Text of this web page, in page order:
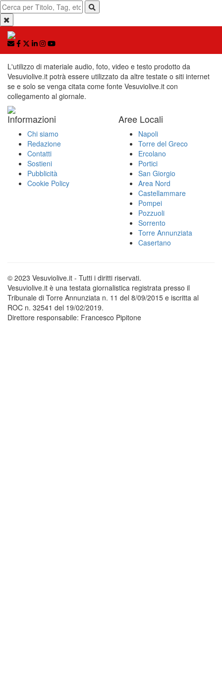
L'utilizzo di materiale audio, foto, video e testo prodotto da
Vesuviolive.it potrà essere utilizzato da altre testate o siti internet
se e solo se venga citata come fonte Vesuviolive.it con
collegamento al giornale.
Informazioni
Chi siamo
Redazione
Contatti
Sostieni
Pubblicità
Cookie Policy
Aree Locali
Napoli
Torre del Greco
Ercolano
Portici
San Giorgio
Area Nord
Castellammare
Pompei
Pozzuoli
Sorrento
Torre Annunziata
Casertano
© 2023 Vesuviolive.it - Tutti i diritti riservati.
Vesuviolive.it è una testata giornalistica registrata presso il
Tribunale di Torre Annunziata n. 11 del 8/09/2015 e iscritta al
ROC n. 32541 del 19/02/2019.
Direttore responsabile: Francesco Pipitone